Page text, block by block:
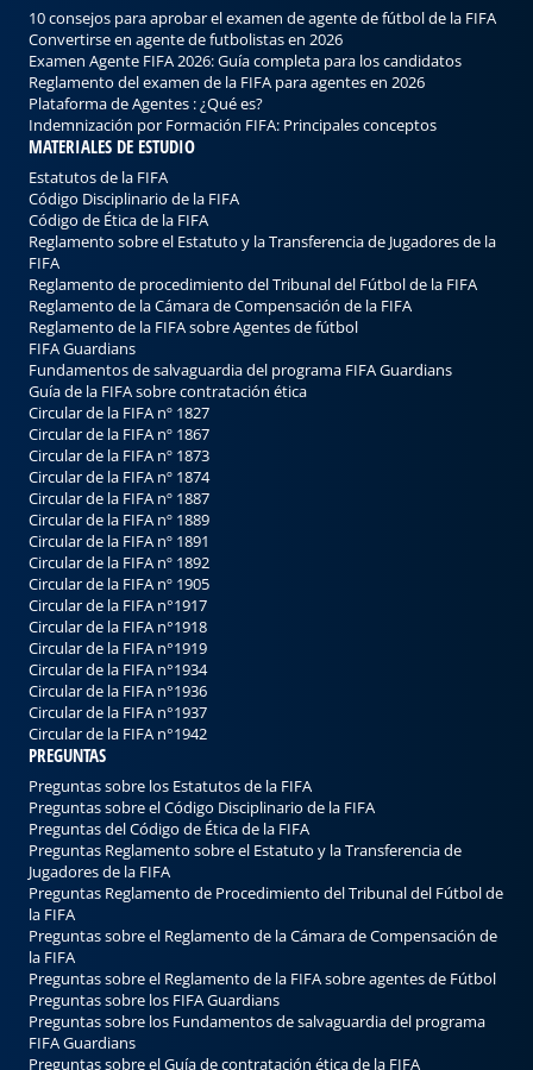
10 consejos para aprobar el examen de agente de fútbol de la FIFA
Convertirse en agente de futbolistas en 2026
Examen Agente FIFA 2026: Guía completa para los candidatos
Reglamento del examen de la FIFA para agentes en 2026
Plataforma de Agentes : ¿Qué es?
Indemnización por Formación FIFA: Principales conceptos
MATERIALES DE ESTUDIO
Estatutos de la FIFA
Código Disciplinario de la FIFA
Código de Ética de la FIFA
Reglamento sobre el Estatuto y la Transferencia de Jugadores de la
FIFA
Reglamento de procedimiento del Tribunal del Fútbol de la FIFA
Reglamento de la Cámara de Compensación de la FIFA
Reglamento de la FIFA sobre Agentes de fútbol
FIFA Guardians
Fundamentos de salvaguardia del programa FIFA Guardians
Guía de la FIFA sobre contrataciо́n ética
Circular de la FIFA nº 1827
Circular de la FIFA nº 1867
Circular de la FIFA nº 1873
Circular de la FIFA nº 1874
Circular de la FIFA nº 1887
Circular de la FIFA nº 1889
Circular de la FIFA nº 1891
Circular de la FIFA nº 1892
Circular de la FIFA nº 1905
Circular de la FIFA n°1917
Circular de la FIFA n°1918
Circular de la FIFA n°1919
Circular de la FIFA n°1934
Circular de la FIFA n°1936
Circular de la FIFA n°1937
Circular de la FIFA n°1942
PREGUNTAS
Preguntas sobre los Estatutos de la FIFA
Preguntas sobre el Código Disciplinario de la FIFA
Preguntas del Código de Ética de la FIFA
Preguntas Reglamento sobre el Estatuto y la Transferencia de
Jugadores de la FIFA
Preguntas Reglamento de Procedimiento del Tribunal del Fútbol de
la FIFA
Preguntas sobre el Reglamento de la Cámara de Compensación de
la FIFA
Preguntas sobre el Reglamento de la FIFA sobre agentes de Fútbol
Preguntas sobre los FIFA Guardians
Preguntas sobre los Fundamentos de salvaguardia del programa
FIFA Guardians
Preguntas sobre el Guía de contratación ética de la FIFA